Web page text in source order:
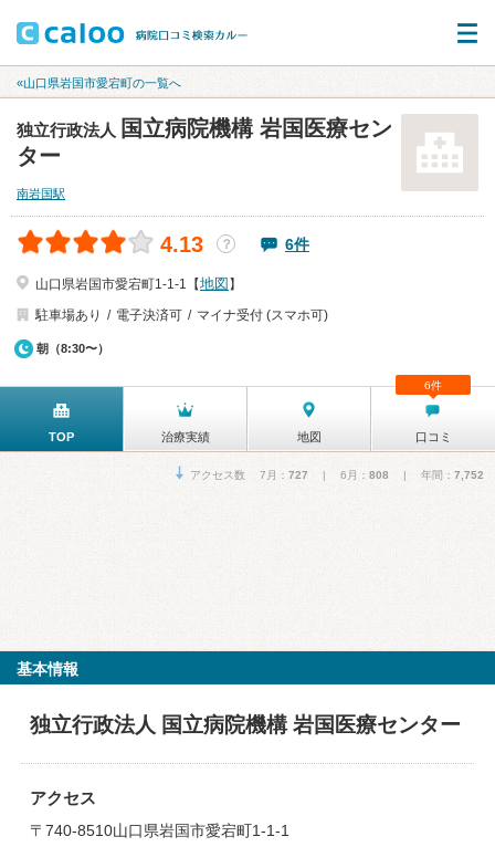
«山口県岩国市愛宕町の一覧へ
独立行政法人 国立病院機構 岩国医療セン
ター
南岩国駅
4.13 ？ 6件
山口県岩国市愛宕町1-1-1【地図 】
駐車場あり
電子決済可 マイナ受付 (スマホ可)
朝（8:30〜）
TOP 治療実績 地図 口コミ
6件
アクセス数 7月： 727 | 6月： 808 | 年間： 7,752
基本情報
独立行政法人 国立病院機構 岩国医療センター
アクセス
〒740-8510山口県岩国市愛宕町1-1-1